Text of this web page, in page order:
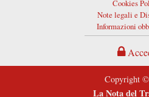
Cookies
Note legali e
Informazioni
Copyright
La Nota del